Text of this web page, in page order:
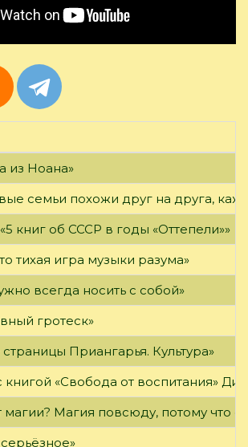
из Ноана»
семьи похожи друг на друга,
книг об СССР в годы «Оттепели»»
тихая игра музыки разума»
всегда носить с собой»
гротеск»
Приангарья. Культура»
книгой «Свобода от воспитания»
магии? Магия повсюду, потому что